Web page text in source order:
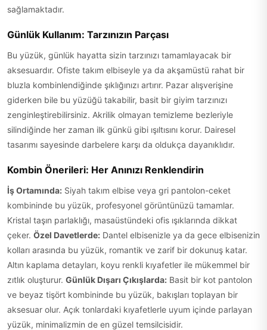
sağlamaktadır.
Günlük Kullanım: Tarzınızın Parçası
Bu yüzük, günlük hayatta sizin tarzınızı tamamlayacak bir
aksesuardır. Ofiste takım elbiseyle ya da akşamüstü rahat bir
bluzla kombinlendiğinde şıklığınızı artırır. Pazar alışverişine
giderken bile bu yüzüğü takabilir, basit bir giyim tarzınızı
zenginleştirebilirsiniz. Akrilik olmayan temizleme bezleriyle
silindiğinde her zaman ilk günkü gibi ışıltısını korur. Dairesel
tasarımı sayesinde darbelere karşı da oldukça dayanıklıdır.
Kombin Önerileri: Her Anınızı Renklendirin
İş Ortamında: Siyah takım elbise veya gri pantolon-ceket
kombininde bu yüzük, profesyonel görüntünüzü tamamlar.
Kristal taşın parlaklığı, masaüstündeki ofis ışıklarında dikkat
çeker. Özel Davetlerde: Dantel elbisenizle ya da gece elbisenizin
kolları arasında bu yüzük, romantik ve zarif bir dokunuş katar.
Altın kaplama detayları, koyu renkli kıyafetler ile mükemmel bir
zıtlık oluşturur. Günlük Dışarı Çıkışlarda: Basit bir kot pantolon
ve beyaz tişört kombininde bu yüzük, bakışları toplayan bir
aksesuar olur. Açık tonlardaki kıyafetlerle uyum içinde parlayan
yüzük, minimalizmin de en güzel temsilcisidir.